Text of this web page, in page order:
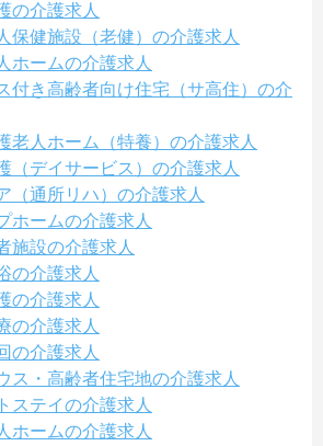
の介護求人
保健施設（老健）の介護求人
ホームの介護求人
付き高齢者向け住宅（サ高住）の介
老人ホーム（特養）の介護求人
（デイサービス）の介護求人
（通所リハ）の介護求人
ホームの介護求人
施設の介護求人
の介護求人
の介護求人
の介護求人
の介護求人
ス・高齢者住宅地の介護求人
ステイの介護求人
ホームの介護求人